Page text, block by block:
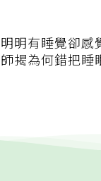
明明有睡覺卻感
師揭為何錯把睡